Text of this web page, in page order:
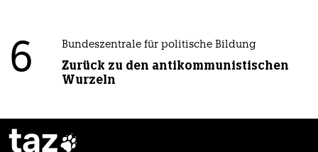
6 Bundeszentrale für politische Bildung
Zurück zu den antikommunistischen
Wurzeln
taz